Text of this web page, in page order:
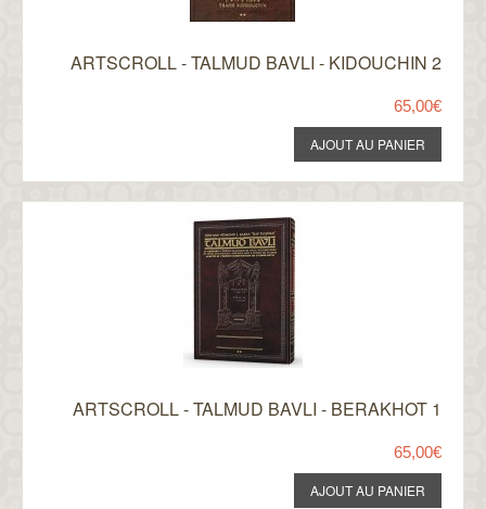
ARTSCROLL - TALMUD BAVLI - KIDOUCHIN 2
65,00€
ARTSCROLL - TALMUD BAVLI - BERAKHOT 1
65,00€